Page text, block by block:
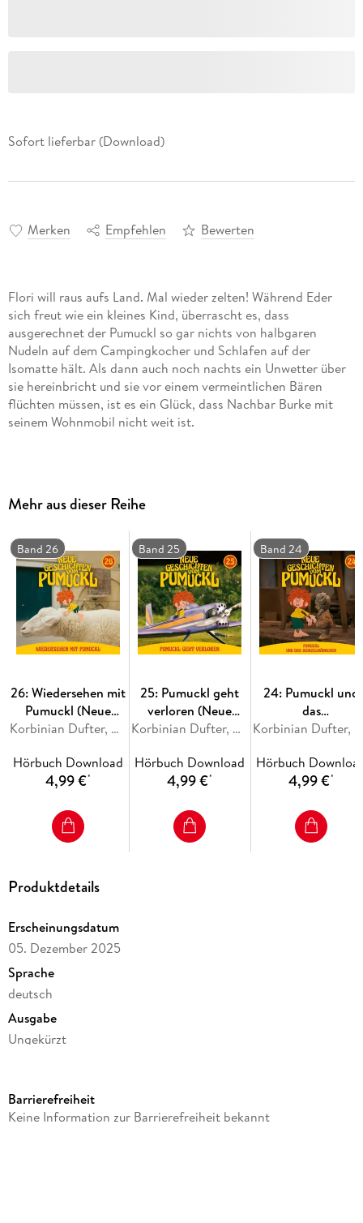
Sofort lieferbar (Download)
Merken Empfehlen Bewerten
Flori will raus aufs Land. Mal wieder zelten! Während Eder
sich freut wie ein kleines Kind, überrascht es, dass
ausgerechnet der Pumuckl so gar nichts von halbgaren
Nudeln auf dem Campingkocher und Schlafen auf der
Isomatte hält. Als dann auch noch nachts ein Unwetter über
sie hereinbricht und sie vor einem vermeintlichen Bären
flüchten müssen, ist es ein Glück, dass Nachbar Burke mit
Empfohlen ab 4 Jahren
Mehr aus dieser Reihe
Band 26
26: Wiedersehen mit
Pumuckl (Neue
Geschichten vom
Korbinian Dufter, Matthias Pacht, Julian Adiputra Witt, Katharina Köster
Hörbuch Download
4,99 €*
Band 25
25: Pumuckl geht
verloren (Neue
Geschichten vom
Korbinian Dufter, Matthias Pacht, Julian Adiputra Witt, Katharina Köster
Hörbuch Download
4,99 €*
Band 24
24: Pumuckl und
das
Heinzelmännchen
vom Pumuckl)
Hörbuch
4,99 €*
Produktdetails
Erscheinungsdatum
05. Dezember 2025
Sprache
deutsch
Ausgabe
Ungekürzt
Laufzeit
Barrierefreiheit
Keine Information zur Barrierefreiheit bekannt